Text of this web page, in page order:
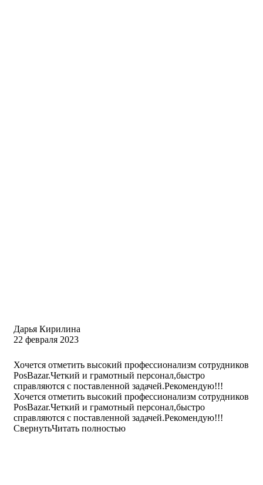
Дарья Кирилина
22 февраля 2023
Хочется отметить высокий профессионализм сотрудников
PosBazar.Четкий и грамотный персонал,быстро
справляются с поставленной задачей.Рекомендую!!!
Хочется отметить высокий профессионализм сотрудников
PosBazar.Четкий и грамотный персонал,быстро
справляются с поставленной задачей.Рекомендую!!!
СвернутьЧитать полностью